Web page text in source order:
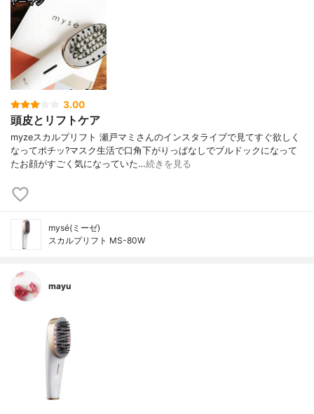
3.00
頭皮とリフトケア
myzeスカルプリフト 瀬戸マミさんのインスタライブで見てすぐ欲しく
なってポチッ?マスク生活で口角下がりっぱなしでブルドックになって
たお顔がすごく気になっていた…続きを見る
mysé(ミーゼ)
スカルプリフト MS-80W
mayu